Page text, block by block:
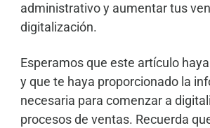
administrativo y aumentar tus
digitalización.
Esperamos que este artículo
y que te haya proporcionado la
necesaria para comenzar a
procesos de ventas. Recuerda